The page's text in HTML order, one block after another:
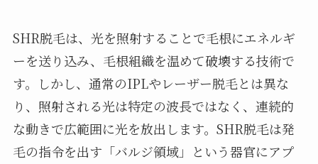
SHR脱毛は、光を照射することで毛根にエネルギ
ーを送り込み、毛根組織を温めて破壊する技術で
す。しかし、通常のIPLやレーザー脱毛とは異な
り、照射される光は特定の波長ではなく、連続的
な動きで広範囲に光を放出します。SHR脱毛は発
毛の指令を出す「バルジ領域」という器官にアプ